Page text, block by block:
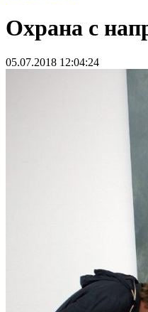
Охрана с
05.07.2018 12:04:24